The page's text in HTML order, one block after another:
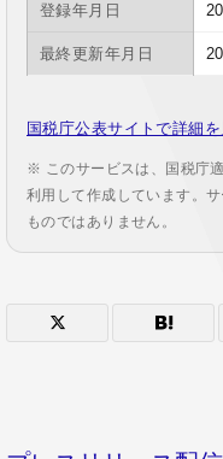
登録年月日
最終更新年月日
国税庁公表サイトで詳細
※ このサービスは、国税庁
利用して作成しています。
ものではありません。